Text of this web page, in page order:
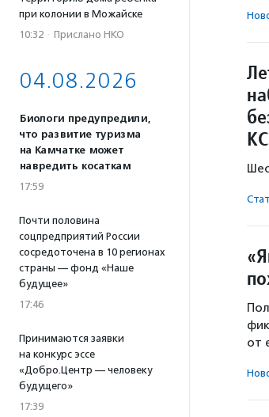
при колонии в Можайске
10:32 · Прислано НКО
04.08.2026
Биологи предупредили,
что развитие туризма
на Камчатке может
навредить косаткам
17:59
Почти половина
соцпредприятий России
сосредоточена в 10 регионах
страны — фонд «Наше
будущее»
17:46
Принимаются заявки
на конкурс эссе
«Добро.Центр — человеку
будущего»
17:39
от